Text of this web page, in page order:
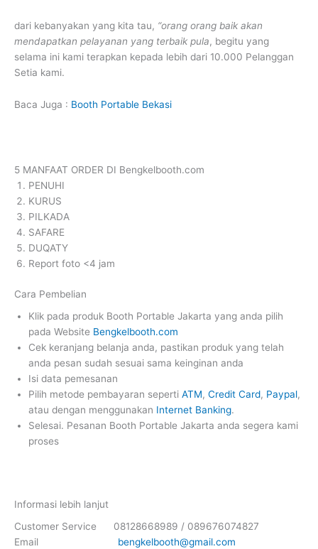
dari kebanyakan yang kita tau, “orang orang baik akan
mendapatkan pelayanan yang terbaik pula, begitu yang
selama ini kami terapkan kepada lebih dari 10.000 Pelanggan
Setia kami.
Baca Juga : Booth Portable Bekasi
5 MANFAAT ORDER DI Bengkelbooth.com
PENUHI
KURUS
PILKADA
SAFARE
DUQATY
Report foto <4 jam
Cara Pembelian
Klik pada produk Booth Portable Jakarta yang anda pilih
pada Website Bengkelbooth.com
Cek keranjang belanja anda, pastikan produk yang telah
anda pesan sudah sesuai sama keinginan anda
Isi data pemesanan
Pilih metode pembayaran seperti ATM, Credit Card, Paypal,
atau dengan menggunakan Internet Banking.
Selesai. Pesanan Booth Portable Jakarta anda segera kami
proses
Informasi lebih lanjut
Customer Service 08128668989 / 089676074827
Email bengkelbooth@gmail.com